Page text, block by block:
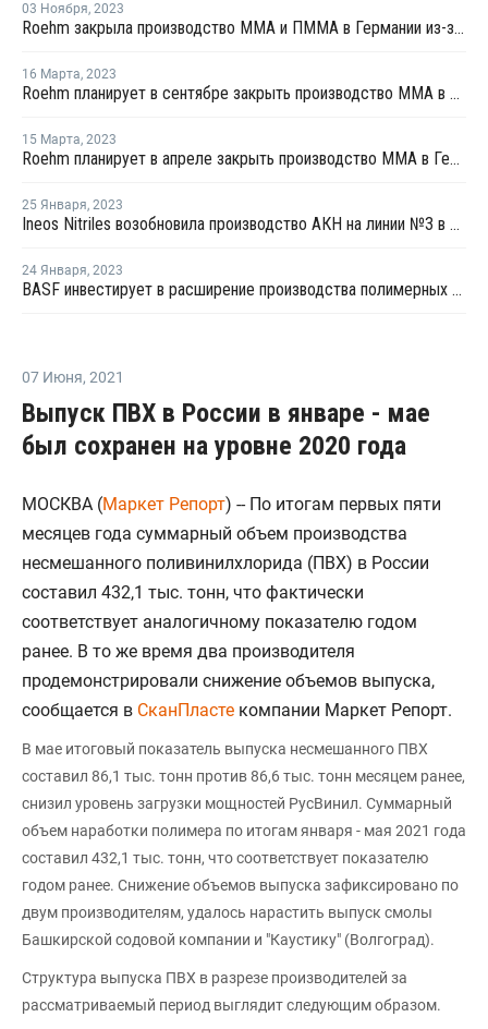
03 Ноября, 2023
Roehm закрыла производство ММА и ПММА в Германии из-за пожара
16 Марта, 2023
Roehm планирует в сентябре закрыть производство ММА в Германии
15 Марта, 2023
Roehm планирует в апреле закрыть производство ММА в Германии
25 Января, 2023
Ineos Nitriles возобновила производство АКН на линии №3 в Дормагене
24 Января, 2023
BASF инвестирует в расширение производства полимерных дисперсий в Индонезии
07 Июня, 2021
Выпуск ПВХ в России в январе - мае
был сохранен на уровне 2020 года
МОСКВА (Маркет Репорт) -- По итогам первых пяти
месяцев года суммарный объем производства
несмешанного поливинилхлорида (ПВХ) в России
составил 432,1 тыс. тонн, что фактически
соответствует аналогичному показателю годом
ранее. В то же время два производителя
продемонстрировали снижение объемов выпуска,
сообщается в СканПласте компании Маркет Репорт.
В мае итоговый показатель выпуска несмешанного ПВХ
составил 86,1 тыс. тонн против 86,6 тыс. тонн месяцем ранее,
снизил уровень загрузки мощностей РусВинил. Суммарный
объем наработки полимера по итогам января - мая 2021 года
составил 432,1 тыс. тонн, что соответствует показателю
годом ранее. Снижение объемов выпуска зафиксировано по
двум производителям, удалось нарастить выпуск смолы
Башкирской содовой компании и "Каустику" (Волгоград).
Структура выпуска ПВХ в разрезе производителей за
рассматриваемый период выглядит следующим образом.